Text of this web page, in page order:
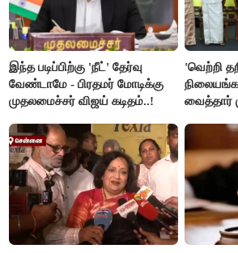
இந்த படிப்பிற்கு 'நீட்' தேர்வு
வேண்டாமே - பிரதமர் மோடிக்கு
முதலமைச்சர் விஜய் கடிதம்..!
'வெற்றி
வைத்தார்